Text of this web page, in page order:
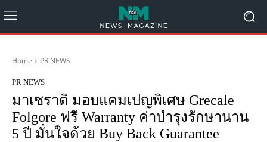
Home PR NEWS
PR NEWS
มาเซราติ มอบแคมเปญพิเศษ Grecale
Folgore ฟรี Warranty ค่าบำรุงรักษานาน
5 ปี มั่นใจด้วย Buy Back Guarantee